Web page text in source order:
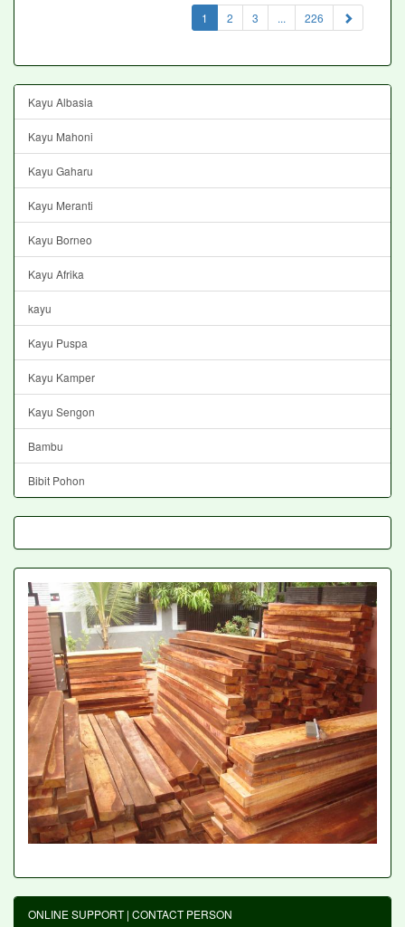
1 (current)
2 3 ... 226
Kayu Albasia
Kayu Mahoni
Kayu Gaharu
Kayu Meranti
Kayu Borneo
Kayu Afrika
kayu
Kayu Puspa
Kayu Kamper
Kayu Sengon
Bambu
Bibit Pohon
ONLINE SUPPORT | CONTACT PERSON